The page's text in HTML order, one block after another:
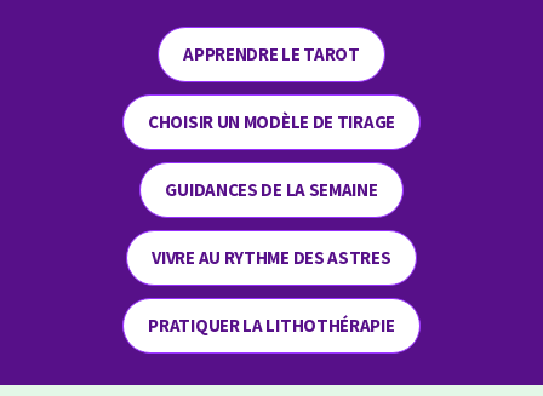
APPRENDRE LE TAROT
CHOISIR UN MODÈLE DE TIRAGE
GUIDANCES DE LA SEMAINE
VIVRE AU RYTHME DES ASTRES
PRATIQUER LA LITHOTHÉRAPIE